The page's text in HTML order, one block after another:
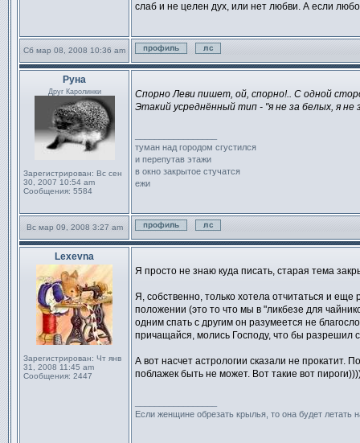
слаб и не целен дух, или нет любви. А если
Сб мар 08, 2008 10:36 am
Профиль
Отправить личное
Руна
Друг Каролинки
Зарегистрирован: Вс сен
30, 2007 10:54 am
Сообщения: 5584
Сообщение
Спорно Леви пишет, ой, спорно!.. С одной
Этакий усреднённый тип - "я не за белых, я не
туман над городом сгустился
и перепутав этажи
в окно закрытое стучатся
ежи
Вс мар 09, 2008 3:27 am
Профиль
Отправить личное
Lexevna
Зарегистрирован: Чт янв
31, 2008 11:45 am
Сообщения: 2447
Я просто не знаю куда писать, старая тема
Я, собственно, только хотела отчитаться и
положении (это то что мы в "ликбезе для
одним спать с другим он разумеется не
причащайся, молись Господу, что бы разрешил
А вот насчет астрологии сказали не прокатит.
поблажек быть не может. Вот такие вот
Если женщине обрезать крылья, то она будет летать